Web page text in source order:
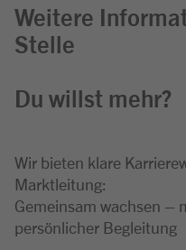
Weitere
Stelle
Du willst mehr?
Wir bieten klare
Marktleitung:
Gemeinsam wachsen –
persönlicher Begleitung